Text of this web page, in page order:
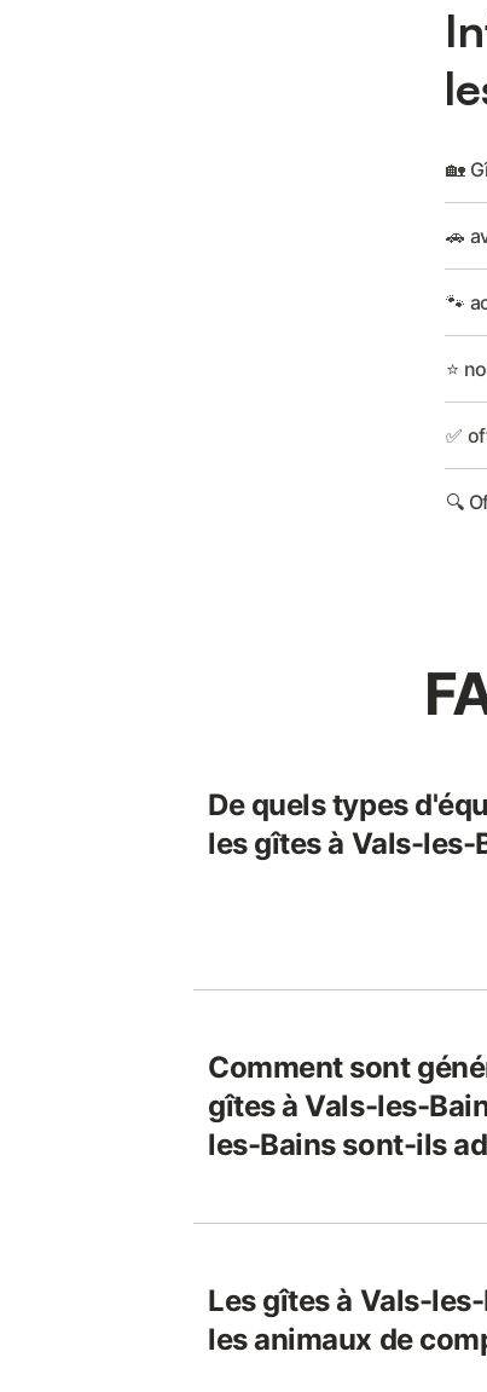
🏡
🚗
🐾
⭐
✅
🔍
De quels types
les gîtes à Vals-les-
Comment sont
gîtes à Vals-les-
les-Bains sont-ils
Les gîtes à Vals-
les animaux de